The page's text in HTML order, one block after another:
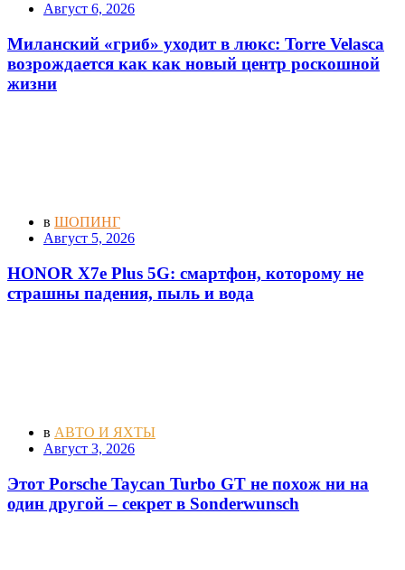
Август 6, 2026
Миланский «гриб» уходит в люкс: Torre Velasca
возрождается как как новый центр роскошной
жизни
в ШОПИНГ
Август 5, 2026
HONOR X7e Plus 5G: смартфон, которому не
страшны падения, пыль и вода
в АВТО И ЯХТЫ
Август 3, 2026
Этот Porsche Taycan Turbo GT не похож ни на
один другой – секрет в Sonderwunsch